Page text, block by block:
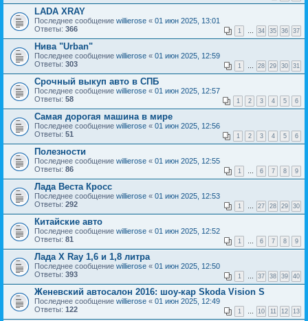
LADA XRAY
Последнее сообщение willierose « 01 июн 2025, 13:01
Ответы: 366 1 … 34 35 36 37
Нива "Urban"
Последнее сообщение willierose « 01 июн 2025, 12:59
Ответы: 303 1 … 28 29 30 31
Срочный выкуп авто в СПБ
Последнее сообщение willierose « 01 июн 2025, 12:57
Ответы: 58 1 2 3 4 5 6
Самая дорогая машина в мире
Последнее сообщение willierose « 01 июн 2025, 12:56
Ответы: 51 1 2 3 4 5 6
Полезности
Последнее сообщение willierose « 01 июн 2025, 12:55
Ответы: 86 1 … 6 7 8 9
Лада Веста Кросс
Последнее сообщение willierose « 01 июн 2025, 12:53
Ответы: 292 1 … 27 28 29 30
Китайские авто
Последнее сообщение willierose « 01 июн 2025, 12:52
Ответы: 81 1 … 6 7 8 9
Лада X Ray 1,6 и 1,8 литра
Последнее сообщение willierose « 01 июн 2025, 12:50
Ответы: 393 1 … 37 38 39 40
Женевский автосалон 2016: шоу-кар Skoda Vision S
Последнее сообщение willierose « 01 июн 2025, 12:49
Ответы: 122 1 … 10 11 12 13